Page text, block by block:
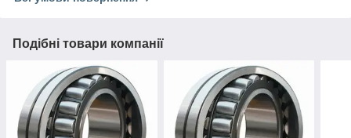
Подібні товари компанії